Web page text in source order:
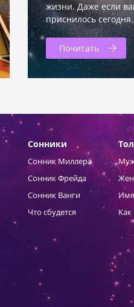
жизни. Даже если
приснилось
Почитать
Сонники
Сонник Миллера
Сонник Фрейда
Сонник Ванги
Что сбудется
Как